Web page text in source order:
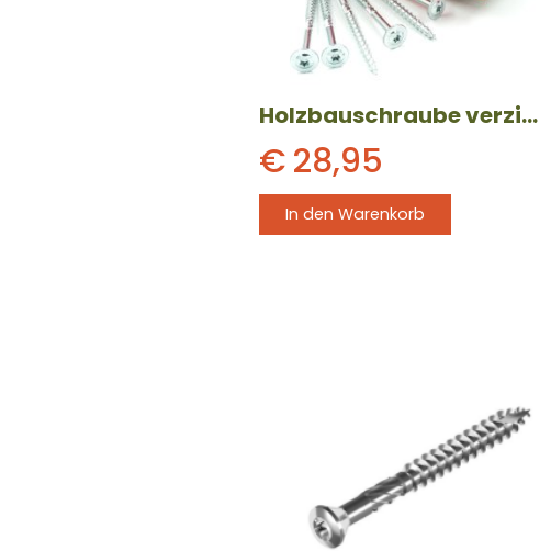
Holzbauschraube verzinkt mit Tellerkopf (8 x 120 mm) 50 Stück
€28,95
In den Warenkorb